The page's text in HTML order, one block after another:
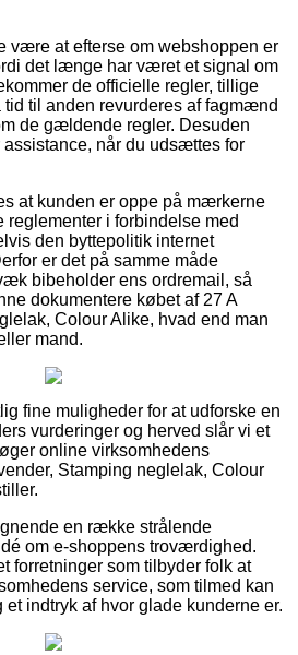
være at efterse om webshoppen er
det længe har været et signal om
de officielle regler, tillige
tid til anden revurderes af fagmænd
de gældende regler. Desuden
når du udsættes for
at kunden er oppe på mærkerne
reglementer i forbindelse med
den byttepolitik internet
er det på samme måde
bibeholder ens ordremail, så
dokumentere købet af 27 A
Colour Alike, hvad end man
mand.
fine muligheder for at udforske en
vurderinger og herved slår vi et
online virksomhedens
Stamping neglelak, Colour
en række strålende
om e-shoppens troværdighed.
forretninger som tilbyder folk at
service, som tilmed kan
indtryk af hvor glade kunderne er.